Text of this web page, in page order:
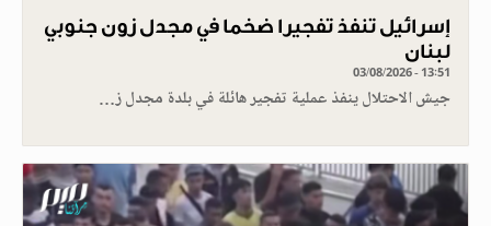
إسرائيل تنفذ تفجيرا ضخما في مجدل زون جنوبي
لبنان
03/08/2026 - 13:51
جيش الاحتلال ينفذ عملية تفجير هائلة في بلدة مجدل ز…